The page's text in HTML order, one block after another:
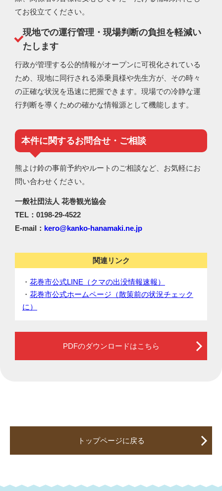
てお役立てください。
現地での運⾏管理・現場判断の負担を軽減い
たします
⾏政が管理する公的情報がオープンに可視化されている
ため、現地に同⾏される添乗員様や先⽣方が、その時々
の正確な状況を迅速に把握できます。現場での冷静な運
⾏判断を導くための確かな情報源として機能します。
本件に関するお問合せ・ご相談
熊よけ鈴の事前予約やルートのご相談など、お気軽にお
問い合わせください。
⼀般社団法人 花巻観光協会
TEL： 0198-29-4522
E-mail： kero@kanko-hanamaki.ne.jp
関連リンク
・ 花巻市公式LINE（クマの出没情報速報）
・ 花巻市公式ホームページ（散策前の状況チェック
に）
PDFのダウンロードはこちら
トップページに戻る